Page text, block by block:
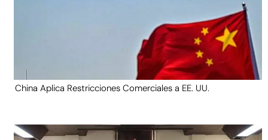
China Aplica Restricciones Comerciales a EE. UU.